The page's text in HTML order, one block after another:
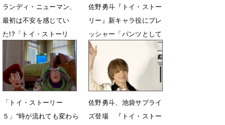
ランディ・ニューマン、
最初は不安を感じてい
た!?「トイ・ストーリ
ー」ジェシーを象徴する
名曲への想い
7月25日 12時00分
佐野勇斗『トイ・ストー
リー』新キャラ役にプレ
ッシャー「パンツとして
生活します！」
6月30日 21時19分
「トイ・ストーリー
５」“時が流れても変わら
佐野勇斗、池袋サプライ
ズ登場 『トイ・ストー